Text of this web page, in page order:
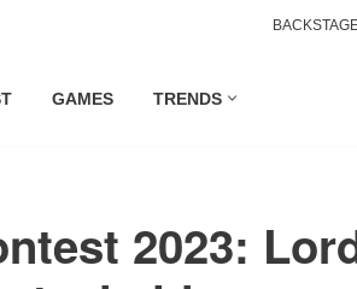
GAMES TRENDS
2023: